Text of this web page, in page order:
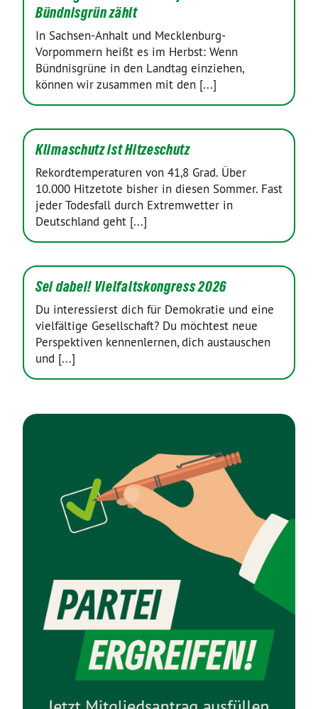
Bündnisgrün zählt
In Sachsen-Anhalt und Mecklenburg-
Vorpommern heißt es im Herbst: Wenn
Bündnisgrüne in den Landtag einziehen,
können wir zusammen mit den [...]
Klimaschutz ist Hitzeschutz
Rekordtemperaturen von 41,8 Grad. Über
10.000 Hitzetote bisher in diesen Sommer. Fast
jeder Todesfall durch Extremwetter in
Deutschland geht [...]
Sei dabei! Vielfaltskongress 2026
Du interessierst dich für Demokratie und eine
vielfältige Gesellschaft? Du möchtest neue
Perspektiven kennenlernen, dich austauschen
und [...]